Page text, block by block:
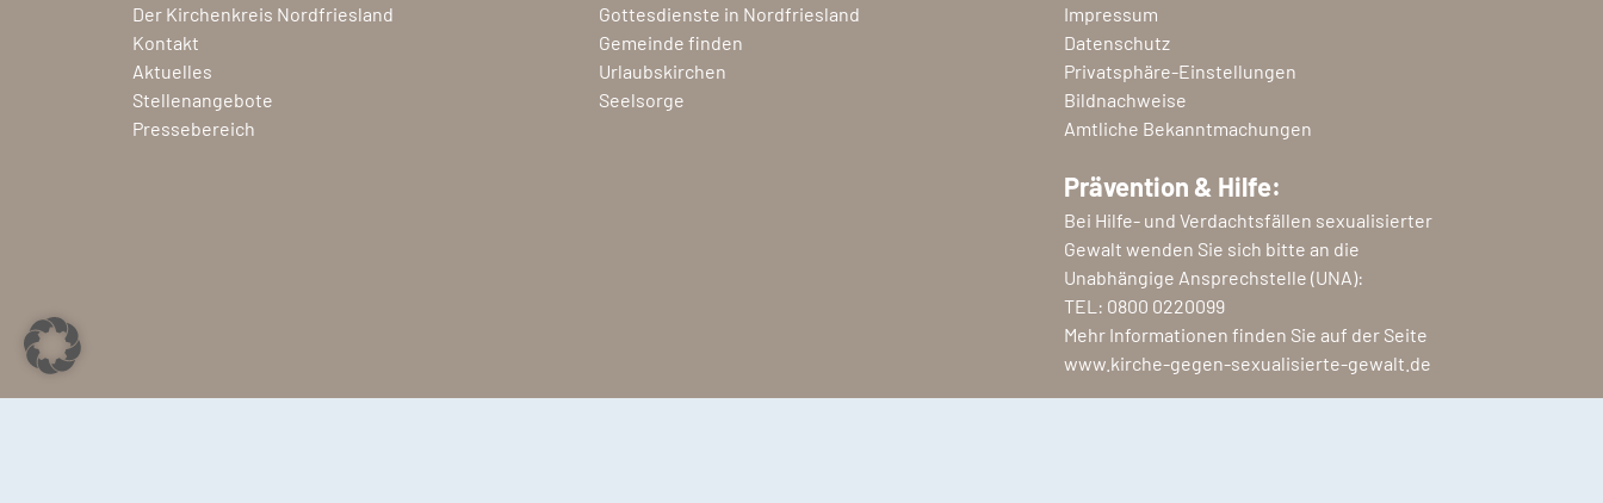
Der Kirchenkreis Nordfriesland
Kontakt
Aktuelles
Stellenangebote
Pressebereich
Gottesdienste in Nordfriesland
Gemeinde finden
Urlaubskirchen
Seelsorge
Impressum
Datenschutz
Privatsphäre-Einstellungen
Bildnachweise
Amtliche Bekanntmachungen
Prävention & Hilfe:
Bei Hilfe- und Verdachtsfällen sexualisierter
Gewalt wenden Sie sich bitte an die
Unabhängige Ansprechstelle (UNA):
TEL: 0800 0220099
Mehr Informationen finden Sie auf der Seite
www.kirche-gegen-sexualisierte-gewalt.de